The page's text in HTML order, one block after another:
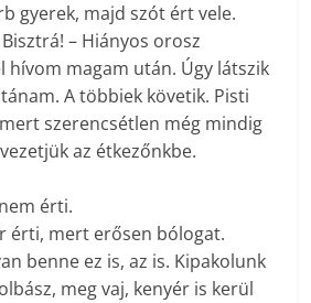
gyerek, majd szót ért vele.
– Hiányos orosz
hívom magam után. Úgy látszik
A többiek követik. Pisti
szerencsétlen még mindig
az étkezőnkbe.
érti.
érti, mert erősen bólogat.
benne ez is, az is. Kipakolunk
meg vaj, kenyér is kerül